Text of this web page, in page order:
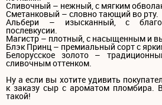
Сливочный – нежный, с мягким
Сметанковый – словно тающий во рту.
Альбери – изысканный, с
послевкусии.
Магистр – плотный, с насыщенным и
Блэк Принц – премиальный сорт с
Белорусское золото –
сливочным оттенком.
Ну а если вы хотите удивить
к заказу сыр с ароматом пломбира.
такой!